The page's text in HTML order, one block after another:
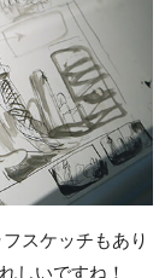
スケッチもあり
しいですね！